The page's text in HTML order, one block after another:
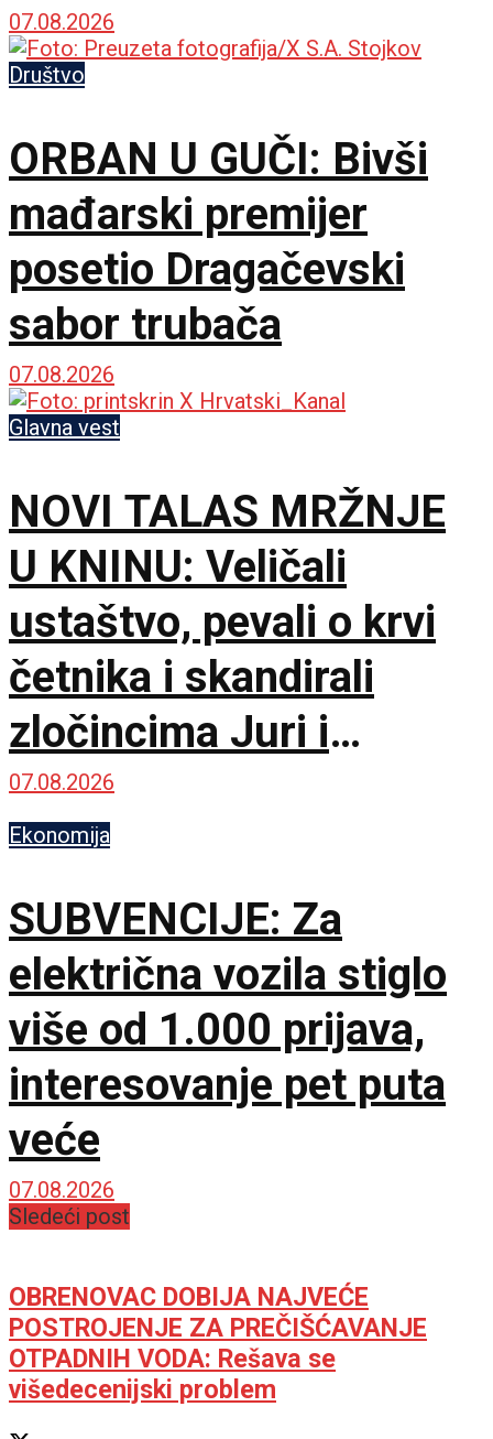
međunarodnoj sceni
07.08.2026
Društvo
ORBAN U GUČI: Bivši
mađarski premijer
posetio Dragačevski
sabor trubača
07.08.2026
Glavna vest
NOVI TALAS MRŽNJE
U KNINU: Veličali
ustaštvo, pevali o krvi
četnika i skandirali
zločincima Juri i
Bobanu
07.08.2026
Ekonomija
SUBVENCIJE: Za
električna vozila stiglo
više od 1.000 prijava,
interesovanje pet puta
veće
07.08.2026
Sledeći post
OBRENOVAC DOBIJA NAJVEĆE
POSTROJENJE ZA PREČIŠĆAVANJE
OTPADNIH VODA: Rešava se
višedecenijski problem